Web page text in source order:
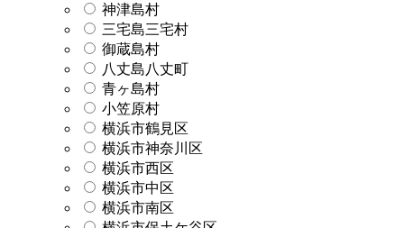
神津島村
三宅島三宅村
御蔵島村
八丈島八丈町
青ヶ島村
小笠原村
横浜市鶴見区
横浜市神奈川区
横浜市西区
横浜市中区
横浜市南区